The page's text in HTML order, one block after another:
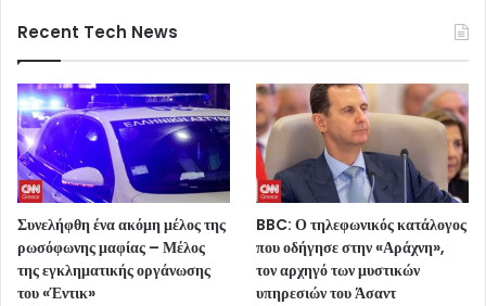
Recent Tech News
Συνελήφθη ένα ακόμη μέλος της
ρωσόφωνης μαφίας – Μέλος
της εγκληματικής οργάνωσης
του «Έντικ»
BBC: Ο τηλεφωνικός κατάλογος
που οδήγησε στην «Αράχνη»,
τον αρχηγό των μυστικών
υπηρεσιών του Άσαντ